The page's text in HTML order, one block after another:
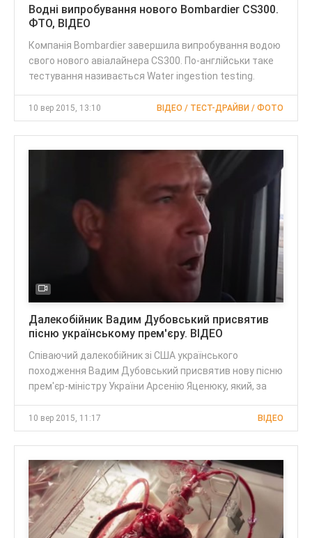
Водні випробування нового Bombardier CS300.
ФТО, ВІДЕО
Компанія Bombardier завершила випробування водою
свого нового авіалайнера CS300. По-англійськи таке
тестування називається Water ingestion testing.
10 вер 2015, 13:10 ВІДЕО / ТЕСТ-ДРАЙВИ / ФОТО
Далекобійник Вадим Дубовський присвятив
пісню українському прем'єру. ВІДЕО
Співаючий далекобійник зі США українського
походження Вадим Дубовський присвятив нову пісню
прем'єр-міністру України Арсенію Яценюку, який, за
10 вер 2015, 11:17 ВІДЕО